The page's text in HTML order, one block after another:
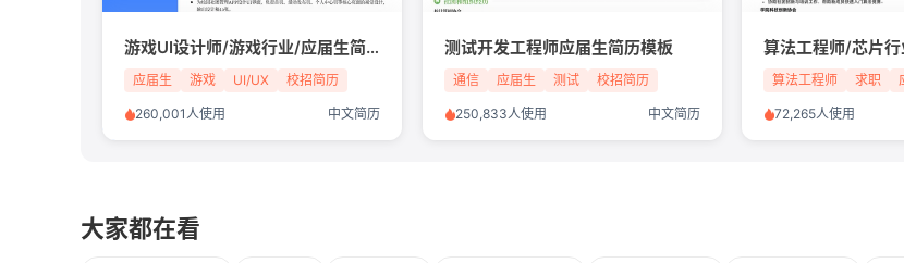
游戏UI设计师/游戏行业/应届生简历模板
应届生 游戏 UI/UX 校招简历
260,001人使用 中文简历
测试开发工程师应届生简历模板
通信 应届生 测试 校招简历
250,833人使用 中文简历
算法工程师 求职
72,265人使用
大家都在看